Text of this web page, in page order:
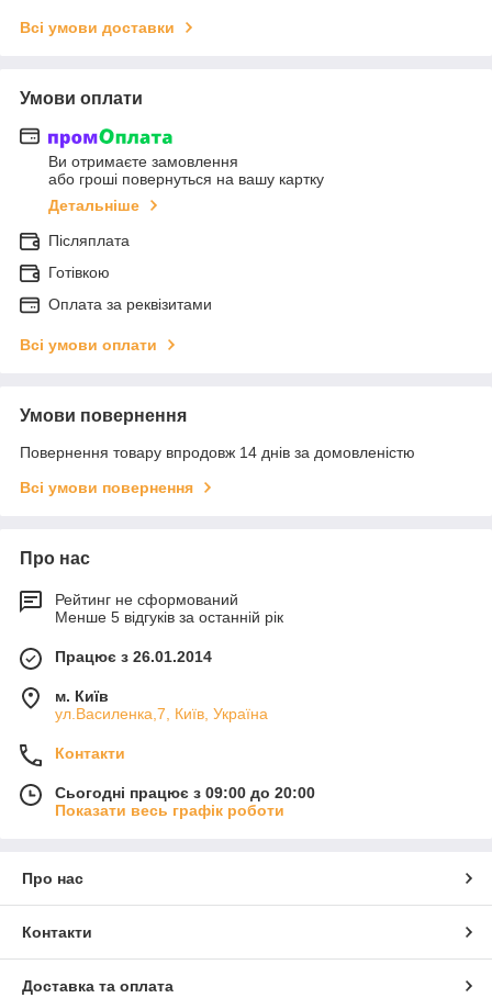
Всі умови доставки
Умови оплати
Ви отримаєте замовлення
або гроші повернуться на вашу картку
Детальніше
Післяплата
Готівкою
Оплата за реквізитами
Всі умови оплати
Умови повернення
Повернення товару впродовж 14 днів за домовленістю
Всі умови повернення
Про нас
Рейтинг не сформований
Менше 5 відгуків за останній рік
Працює з 26.01.2014
м. Київ
ул.Василенка,7, Київ, Україна
Контакти
Сьогодні працює з 09:00 до 20:00
Показати весь графік роботи
Про нас
Контакти
Доставка та оплата